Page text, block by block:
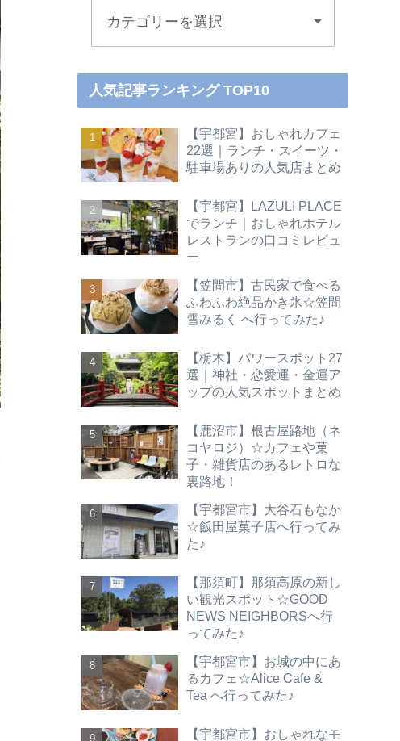
人気記事ランキング TOP10
【宇都宮】おしゃれカフェ
22選｜ランチ・スイーツ・
駐車場ありの人気店まとめ
【宇都宮】LAZULI PLACE
でランチ｜おしゃれホテル
レストランの口コミレビュ
ー
【笠間市】古民家で食べる
ふわふわ絶品かき氷☆笠間
雪みるく へ行ってみた♪
【栃木】パワースポット27
選｜神社・恋愛運・金運ア
ップの人気スポットまとめ
【鹿沼市】根古屋路地（ネ
コヤロジ）☆カフェや菓
子・雑貨店のあるレトロな
裏路地！
【宇都宮市】大谷石もなか
☆飯田屋菓子店へ行ってみ
た♪
【那須町】那須高原の新し
い観光スポット☆GOOD
NEWS NEIGHBORSへ行
ってみた♪
【宇都宮市】お城の中にあ
るカフェ☆Alice Cafe &
Tea へ行ってみた♪
【宇都宮市】おしゃれなモ